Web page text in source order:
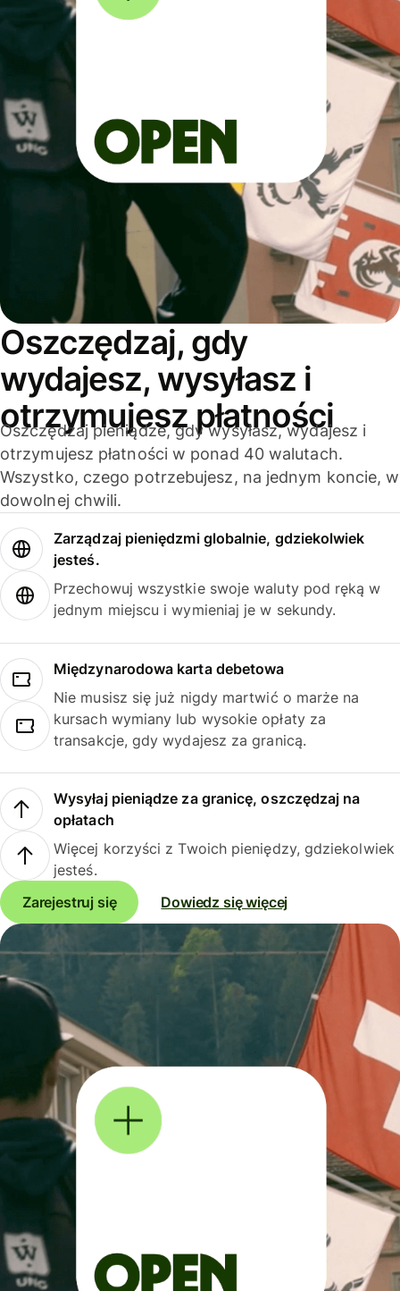
Oszczędzaj, gdy
wydajesz, wysyłasz i
otrzymujesz płatności
Oszczędzaj pieniądze, gdy wysyłasz, wydajesz i
otrzymujesz płatności w ponad 40 walutach.
Wszystko, czego potrzebujesz, na jednym koncie, w
dowolnej chwili.
Zarządzaj pieniędzmi globalnie, gdziekolwiek
jesteś.
Przechowuj wszystkie swoje waluty pod ręką w
jednym miejscu i wymieniaj je w sekundy.
Międzynarodowa karta debetowa
Nie musisz się już nigdy martwić o marże na
kursach wymiany lub wysokie opłaty za
transakcje, gdy wydajesz za granicą.
Wysyłaj pieniądze za granicę, oszczędzaj na
opłatach
Więcej korzyści z Twoich pieniędzy, gdziekolwiek
jesteś.
Zarejestruj się
Dowiedz się więcej